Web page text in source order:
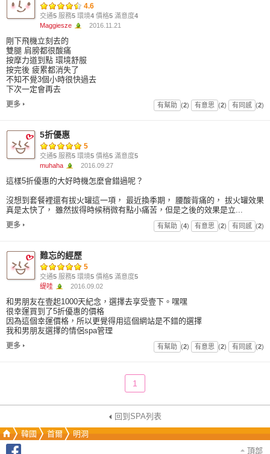
4.6
交通5 服務5 環境4 價格5 滿意度4
Maggiesze
2016.11.21
剛下飛機立刻去的
雙腿 肩膀都很酸痛
按摩力道到點 環境舒服
按完後 疲累都消失了
不知不覺3個小時很快過去
下次一定會再去
更多 有幫助 (2) 有意思 (2) 有同感 (2)
5折優惠
5
交通5 服務5 環境5 價格5 滿意度5
muhaha
2016.09.27
這樣5折優惠的大好時機怎麼會錯過呢？
沒想到套餐裡還有拔火罐這一項， 最近換季期， 腰酸背痛的， 拔火罐效果
真是太快了， 雖然拔得時候稍微有點小痛苦，但是之後的效果是立...
更多 有幫助 (4) 有意思 (2) 有同感 (2)
難忘的經歷
5
交通5 服務5 環境5 價格5 滿意度5
缇哇
2016.09.02
和男朋友在壹起1000天紀念，選擇去享受壹下。嘿嘿
很幸運買到了5折優惠的價格
因為這個幸運價格，所以更覺得用這個網站是不錯的選擇
我和男朋友選擇的情侶spa管理
更多 有幫助 (2) 有意思 (2) 有同感 (2)
1
回到SPA列表
韓國
首爾
明洞
頂部